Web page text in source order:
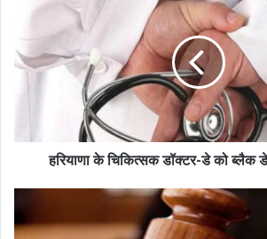
हरियाणा के चिकित्सक डॉक्टर-डे को ब्लैक